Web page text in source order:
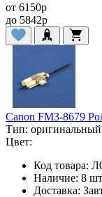
от 6150p
до 5842p
Canon FM3-8679
Тип: оригинальный
Цвет:
Код товара:
Наличие: 8
Доставка: